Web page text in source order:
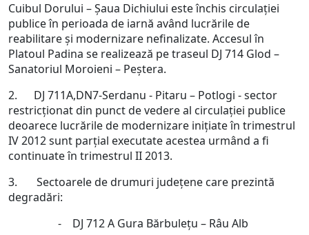
Cuibul Dorului – Şaua Dichiului este închis circulaţiei
publice în perioada de iarnă având lucrările de
reabilitare şi modernizare nefinalizate. Accesul în
Platoul Padina se realizează pe traseul DJ 714 Glod –
Sanatoriul Moroieni – Peştera.
2. DJ 711A,DN7-Serdanu - Pitaru – Potlogi - sector
restricţionat din punct de vedere al circulaţiei publice
deoarece lucrările de modernizare iniţiate în trimestrul
IV 2012 sunt parţial executate acestea urmând a fi
continuate în trimestrul II 2013.
3. Sectoarele de drumuri judeţene care prezintă
degradări:
- DJ 712 A Gura Bărbuleţu – Râu Alb